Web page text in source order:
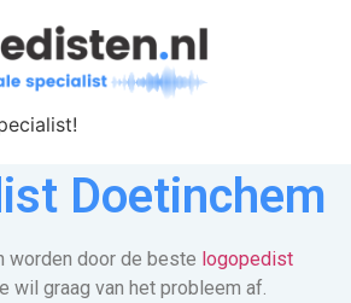
Doetinchem
worden door de beste logopedist
wil graag van het probleem af.